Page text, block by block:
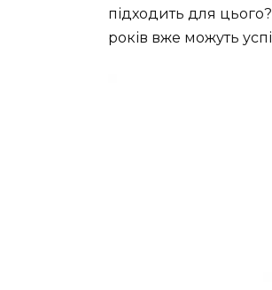
підходить для
років вже можуть